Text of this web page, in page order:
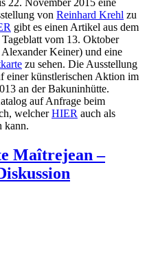
von Reinhard Krehl zu
gibt es einen Artikel aus dem
vom 13. Oktober
Keiner) und eine
zu sehen. Die Ausstellung
einer künstlerischen Aktion im
an der Bakuninhütte.
auf Anfrage beim
welcherHIER auch als
kann.
Maîtrejean –